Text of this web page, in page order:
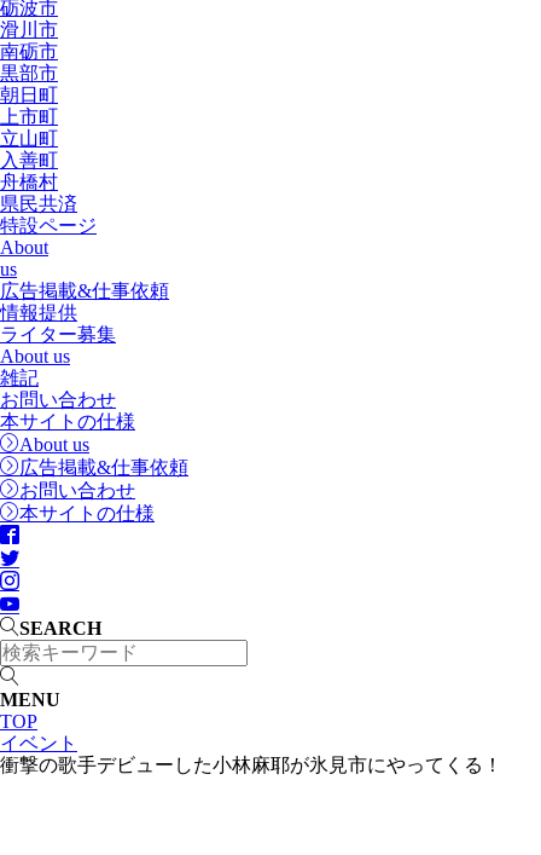
砺波市
滑川市
南砺市
黒部市
朝日町
上市町
立山町
入善町
舟橋村
県民共済
特設ページ
About
us
広告掲載&仕事依頼
情報提供
ライター募集
About us
雑記
お問い合わせ
本サイトの仕様
About us
広告掲載&仕事依頼
お問い合わせ
本サイトの仕様
SEARCH
MENU
TOP
イベント
衝撃の歌手デビューした小林麻耶が氷見市にやってくる！